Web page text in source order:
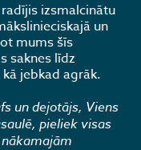
izsmalcinātu
un
mums šīs
saknes līdz
jebkad agrāk.
un dejotājs, Viens
pieliek visas